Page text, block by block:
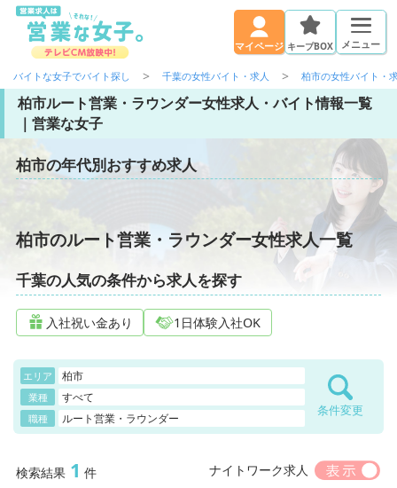
マイページ キープBOX メニュー
バイトな女子でバイト探し 千葉の女性バイト・求人 柏市の女性バイト・
柏市ルート営業・ラウンダー女性求人・バイト情報一覧
｜営業な女子
柏市の年代別おすすめ求人
柏市のルート営業・ラウンダー女性求人一覧
千葉の人気の条件から求人を探す
入社祝い金あり 1日体験入社OK
エリア 柏市
業種 すべて
職種 ルート営業・ラウンダー 条件変更
検索結果 1 件 ナイトワーク求人